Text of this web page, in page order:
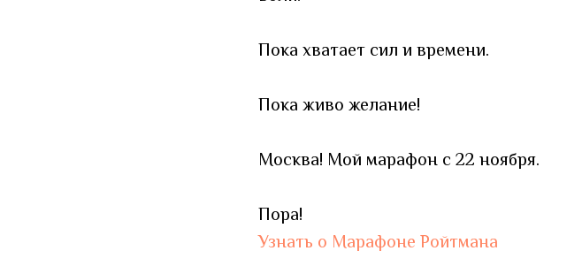
Пока хватает сил и времени.
Пока живо желание!
Москва! Мой марафон с 22 ноября.
Пора!
Узнать о Марафоне Ройтмана